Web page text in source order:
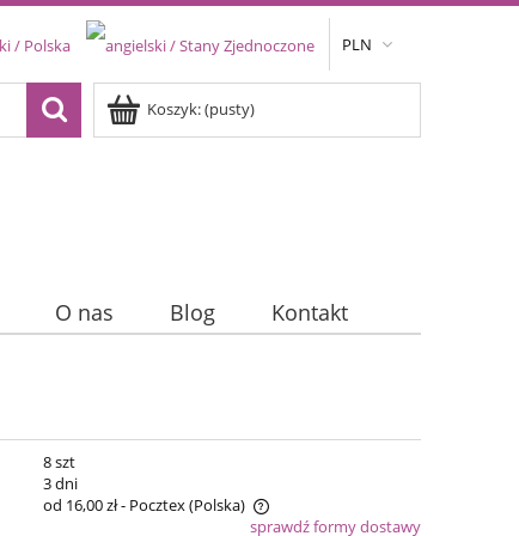
PLN
Koszyk:(pusty)
O nas Blog Kontakt
8 szt
3 dni
od 16,00 zł- Pocztex(Polska)
sprawdź formy dostawy